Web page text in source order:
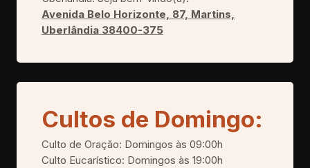
Avenida Belo Horizonte, 87, Martins,
Uberlândia 38400-375
Cultos de Domingo:
Culto de Oração: Domingos às 09:00h
Culto Eucarístico: Domingos às 19:00h